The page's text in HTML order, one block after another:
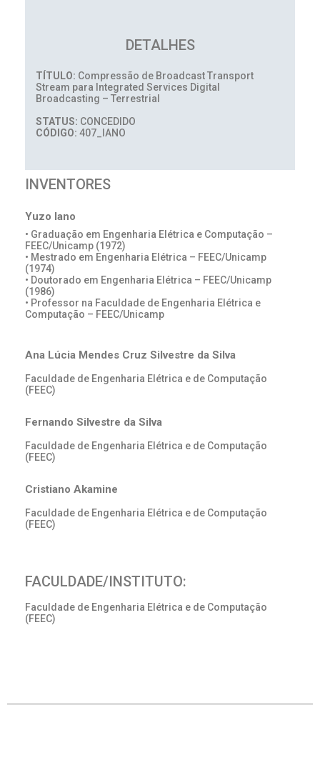
DETALHES
TÍTULO: Compressão de Broadcast Transport
Stream para Integrated Services Digital
Broadcasting – Terrestrial
STATUS: CONCEDIDO
CÓDIGO: 407_IANO
INVENTORES
Yuzo Iano
• Graduação em Engenharia Elétrica e Computação –
FEEC/Unicamp (1972)
• Mestrado em Engenharia Elétrica – FEEC/Unicamp
(1974)
• Doutorado em Engenharia Elétrica – FEEC/Unicamp
(1986)
• Professor na Faculdade de Engenharia Elétrica e
Computação – FEEC/Unicamp
Ana Lúcia Mendes Cruz Silvestre da Silva
Faculdade de Engenharia Elétrica e de Computação
(FEEC)
Fernando Silvestre da Silva
Faculdade de Engenharia Elétrica e de Computação
(FEEC)
Cristiano Akamine
Faculdade de Engenharia Elétrica e de Computação
(FEEC)
FACULDADE/INSTITUTO:
Faculdade de Engenharia Elétrica e de Computação
(FEEC)